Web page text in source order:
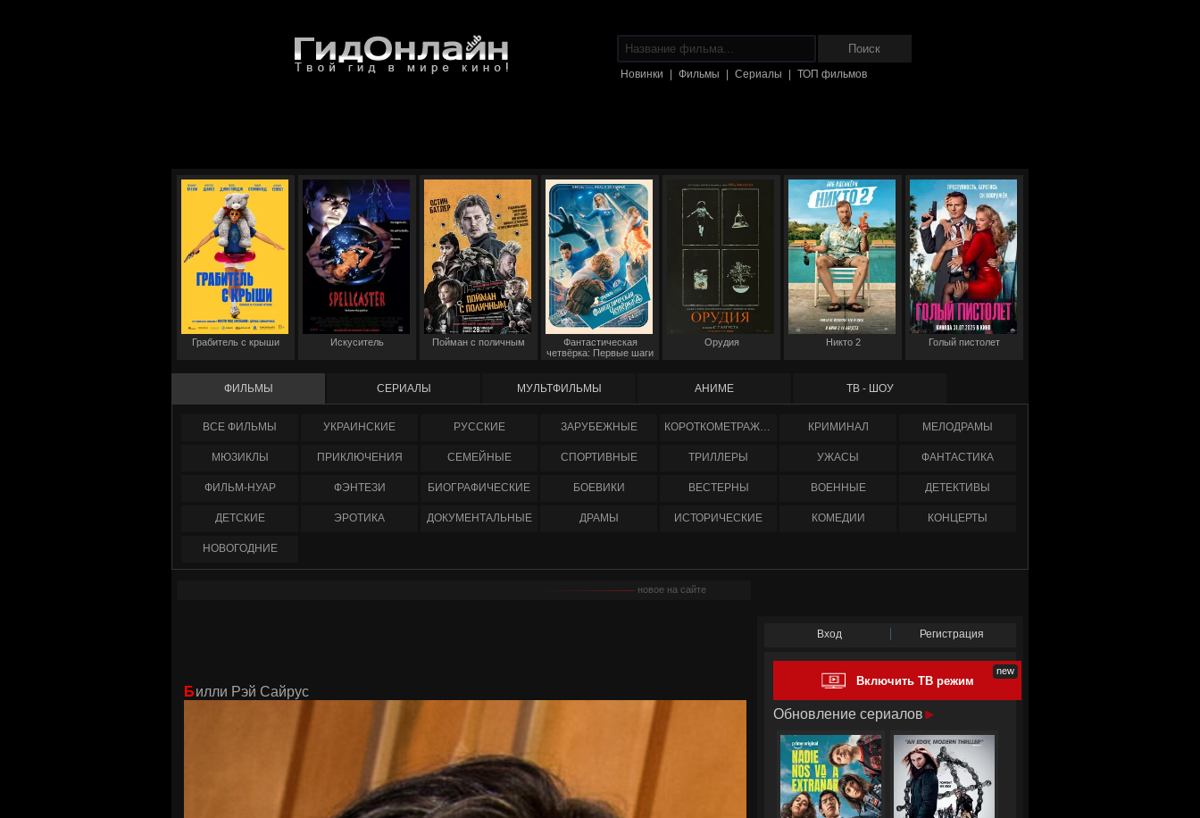
Новинки Фильмы Сериалы ТОП фильмов
Грабитель с крыши Искуситель Пойман с поличным
Фантастическая
четвёрка: Первые шаги
Орудия Никто 2 Голый пистолет
ФИЛЬМЫ СЕРИАЛЫ МУЛЬТФИЛЬМЫ АНИМЕ ТВ - ШОУ
ФИЛЬМЫ УКРАИНCКИЕ РУССКИЕ ЗАРУБЕЖНЫЕ КОРОТКОМЕТРАЖНЫЕ КРИМИНАЛ МЕЛОДРАМЫ
МЮЗИКЛЫ ПРИКЛЮЧЕНИЯ СЕМЕЙНЫЕ СПОРТИВНЫЕ ТРИЛЛЕРЫ УЖАСЫ ФАНТАСТИКА
ФИЛЬМ-НУАР ФЭНТЕЗИ БИОГРАФИЧЕСКИЕ БОЕВИКИ ВЕСТЕРНЫ ВОЕННЫЕ ДЕТЕКТИВЫ
ДЕТСКИЕ ЭРОТИКА ДОКУМЕНТАЛЬНЫЕ ДРАМЫ ИСТОРИЧЕСКИЕ КОМЕДИИ КОНЦЕРТЫ
НОВОГОДНИЕ
новое на сайте
Билли Рэй Сайрус
Вход Регистрация
Включить ТВ режим
Обновление сериалов